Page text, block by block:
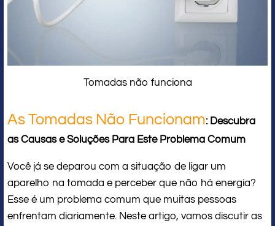
Tomadas não funciona
As Tomadas Não Funcionam: Descubra
as Causas e Soluções Para Este Problema Comum
Você já se deparou com a situação de ligar um
aparelho na tomada e perceber que não há energia?
Esse é um problema comum que muitas pessoas
enfrentam diariamente. Neste artigo, vamos discutir as